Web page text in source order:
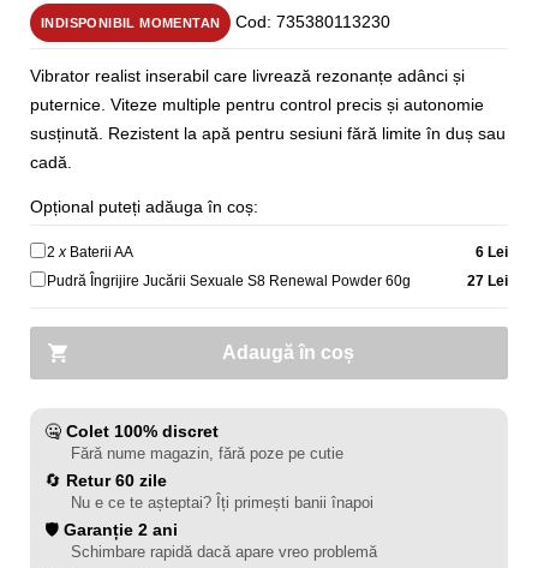
INDISPONIBIL MOMENTAN Cod: 735380113230
Vibrator realist inserabil care livrează rezonanțe adânci și
puternice. Viteze multiple pentru control precis și autonomie
susținută. Rezistent la apă pentru sesiuni fără limite în duș sau
cadă.
Opțional puteți adăuga în coș:
2x Baterii AA
6 Lei
Pudră Îngrijire Jucării Sexuale S8 Renewal Powder 60g
27 Lei
Adaugă în coș
🤐 Colet 100% discret
Fără nume magazin, fără poze pe cutie
🔄 Retur 60 zile
Nu e ce te așteptai? Îți primești banii înapoi
🛡️ Garanție 2 ani
Schimbare rapidă dacă apare vreo problemă